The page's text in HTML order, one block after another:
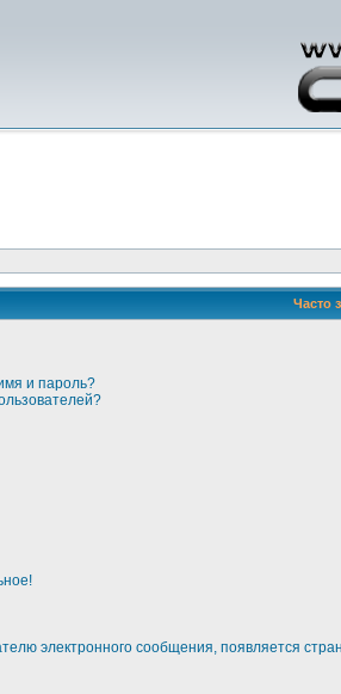
Часто
и пароль?
электронного сообщения, появляется